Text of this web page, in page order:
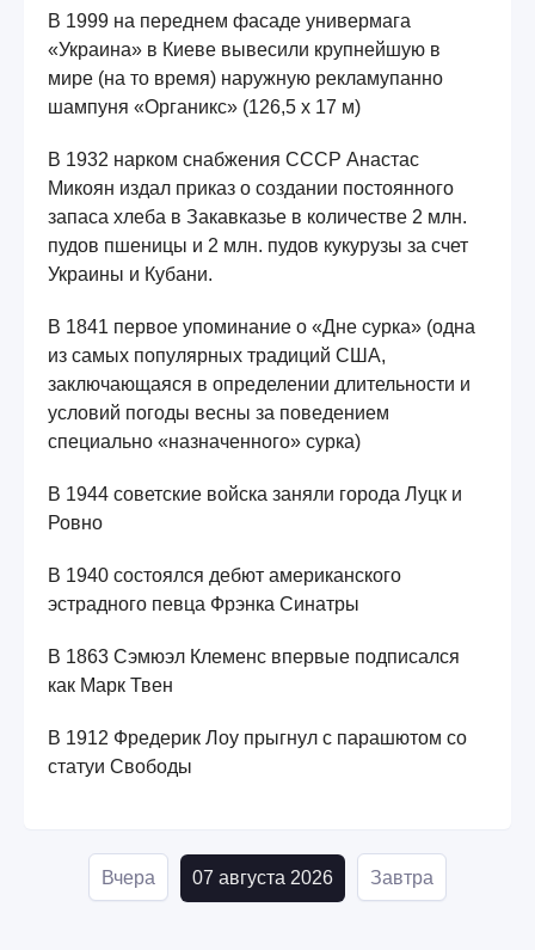
В 1999 на переднем фасаде универмага
«Украина» в Киеве вывесили крупнейшую в
мире (на то время) наружную рекламупанно
шампуня «Органикс» (126,5 х 17 м)
В 1932 нарком снабжения СССР Анастас
Микоян издал приказ о создании постоянного
запаса хлеба в Закавказье в количестве 2 млн.
пудов пшеницы и 2 млн. пудов кукурузы за счет
Украины и Кубани.
В 1841 первое упоминание о «Дне сурка» (одна
из самых популярных традиций США,
заключающаяся в определении длительности и
условий погоды весны за поведением
специально «назначенного» сурка)
В 1944 советские войска заняли города Луцк и
Ровно
В 1940 состоялся дебют американского
эстрадного певца Фрэнка Синатры
В 1863 Сэмюэл Клеменс впервые подписался
как Марк Твен
В 1912 Фредерик Лоу прыгнул с парашютом со
статуи Свободы
Вчера 07 августа 2026 Завтра